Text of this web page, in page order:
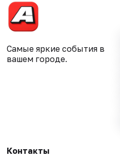
Самые яркие события в
вашем городе.
Контакты